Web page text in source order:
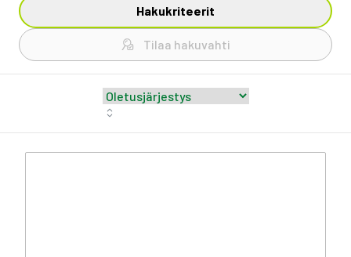
Hakukriteerit
Tilaa hakuvahti